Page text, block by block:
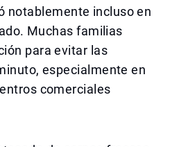
notablemente incluso en
Muchas familias
para evitar las
especialmente en
comerciales